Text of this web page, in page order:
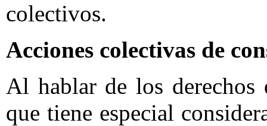
colectivos.
Acciones colectivas de
Al hablar de los derechos
que tiene especial